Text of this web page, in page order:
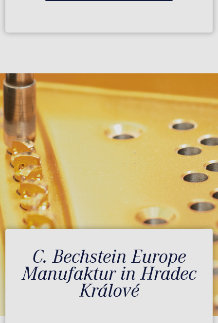
C. Bechstein Europe
Manufaktur in Hradec
Králové